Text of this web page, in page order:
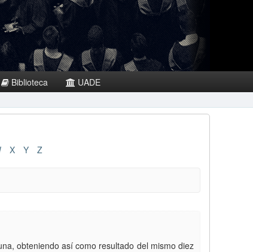
Biblioteca
UADE
X Y Z
obteniendo así como resultado del mismo diez